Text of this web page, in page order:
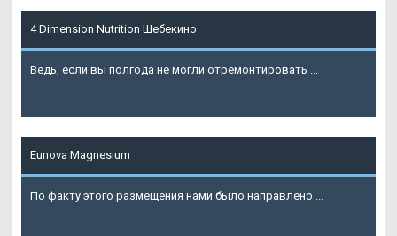
4 Dimension Nutrition Шебекино
Ведь, если вы полгода не могли отремонтировать ...
Eunova Magnesium
По факту этого размещения нами было направлено ...